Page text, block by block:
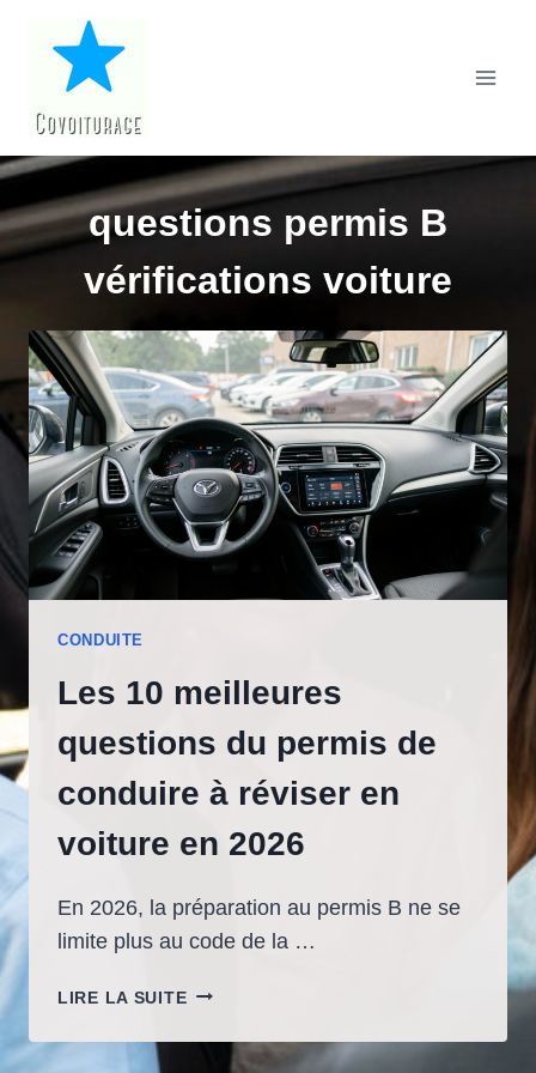
contenu
questions permis B
vérifications voiture
CONDUITE
Les 10 meilleures
questions du permis de
conduire à réviser en
voiture en 2026
En 2026, la préparation au permis B ne se
limite plus au code de la …
LIRE LA SUITELES
MEILLEURES